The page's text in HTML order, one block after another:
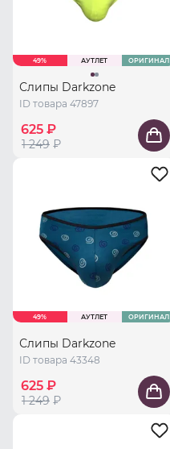
49% АУТЛЕТ ОРИГИНАЛ
Слипы Darkzone
ID товара 47897
625 ₽
1 249 ₽
49% АУТЛЕТ ОРИГИНАЛ
Слипы Darkzone
ID товара 43348
625 ₽
1 249 ₽